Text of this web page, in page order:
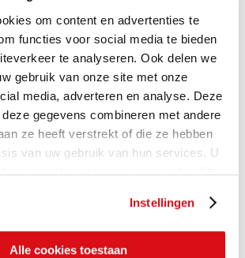
om content en advertenties te
functies voor social media te bieden
te analyseren. Ook delen we
gebruik van onze site met onze
media, adverteren en analyse. Deze
gegevens combineren met andere
ze heeft verstrekt of die ze hebben
van uw gebruik van hun services. U
onze cookies als u onze website blijft
Instellingen
Alle cookies toestaan